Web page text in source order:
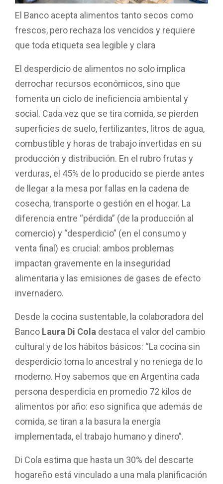
El Banco acepta alimentos tanto secos como
frescos, pero rechaza los vencidos y requiere
que toda etiqueta sea legible y clara
El desperdicio de alimentos no solo implica
derrochar recursos económicos, sino que
fomenta un ciclo de ineficiencia ambiental y
social. Cada vez que se tira comida, se pierden
superficies de suelo, fertilizantes, litros de agua,
combustible y horas de trabajo invertidas en su
producción y distribución. En el rubro frutas y
verduras, el 45% de lo producido se pierde antes
de llegar a la mesa por fallas en la cadena de
cosecha, transporte o gestión en el hogar. La
diferencia entre “pérdida” (de la producción al
comercio) y “desperdicio” (en el consumo y
venta final) es crucial: ambos problemas
impactan gravemente en la inseguridad
alimentaria y las emisiones de gases de efecto
invernadero.
Desde la cocina sustentable, la colaboradora del
Banco Laura Di Cola destaca el valor del cambio
cultural y de los hábitos básicos: “La cocina sin
desperdicio toma lo ancestral y no reniega de lo
moderno. Hoy sabemos que en Argentina cada
persona desperdicia en promedio 72 kilos de
alimentos por año: eso significa que además de
comida, se tiran a la basura la energía
implementada, el trabajo humano y dinero”.
Di Cola estima que hasta un 30% del descarte
hogareño está vinculado a una mala planificación